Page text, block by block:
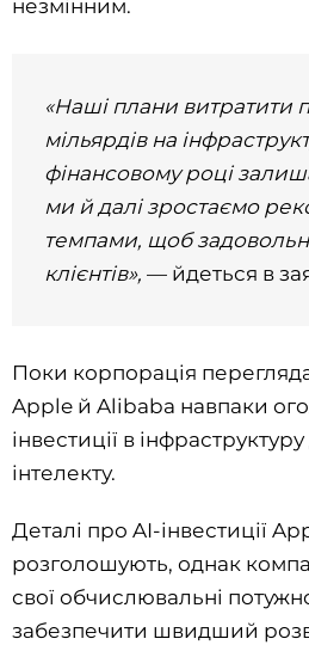
незмінним.
«Наші плани витратити
мільярдів на
фінансовому році
ми й далі зростаємо
темпами, щоб
клієнтів», — йдеться в
Поки корпорація
Apple й Alibaba навпаки
інвестиції в
інтелекту.
Деталі про AI-інвестиції
розголошують, однак
свої обчислювальні
забезпечити швидший